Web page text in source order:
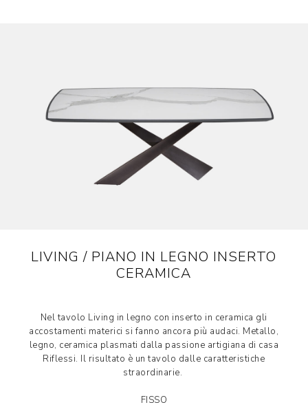
LIVING / PIANO IN LEGNO INSERTO
CERAMICA
Nel tavolo Living in legno con inserto in ceramica gli
accostamenti materici si fanno ancora più audaci. Metallo,
legno, ceramica plasmati dalla passione artigiana di casa
Riflessi. Il risultato è un tavolo dalle caratteristiche
straordinarie.
FISSO